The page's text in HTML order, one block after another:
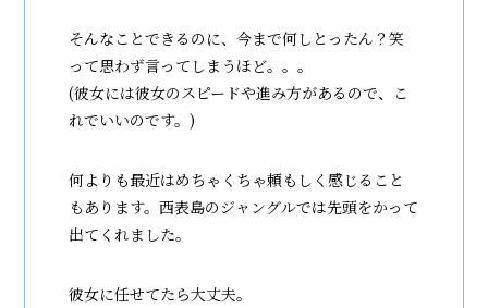
そんなことできるのに、今まで何しとったん？笑
って思わず言ってしまうほど。。。
(彼女には彼女のスピードや進み方があるので、こ
れでいいのです。)
何よりも最近はめちゃくちゃ頼もしく感じること
もあります。西表島のジャングルでは先頭をかって
出てくれました。
彼女に任せてたら大丈夫。